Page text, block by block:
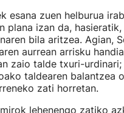
esana zuen helburua
plana izan da,
bila aritzea. Agian,
aurrean arrisku
zaio talde txuri-
taldearen balantzea
zati horretan.
lehenengo zatiko